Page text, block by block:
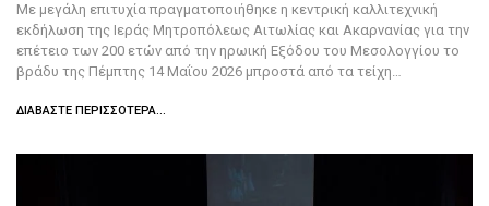
Με μεγάλη επιτυχία πραγματοποιήθηκε η κεντρική καλλιτεχνική
εκδήλωση της Ιεράς Μητροπόλεως Αιτωλίας και Ακαρνανίας για την
επέτειο των 200 ετών από την ηρωική Εξόδου του Μεσολογγίου το
βράδυ της Πέμπτης 14 Μαΐου 2026 μπροστά από τα τείχη…
ΔΙΑΒΆΣΤΕ ΠΕΡΙΣΣΌΤΕΡΑ...